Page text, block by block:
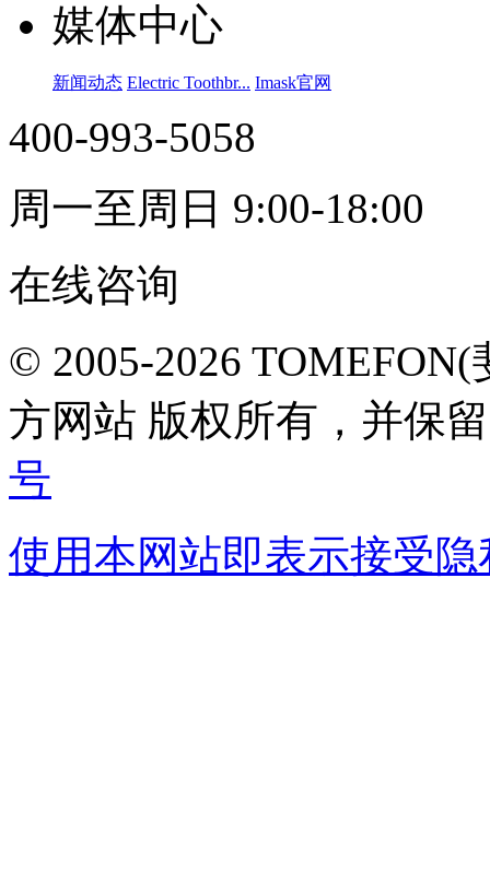
媒体中心
新闻动态 Electric Toothbr... Imask官网
400-993-5058
周一至周日 9:00-18:00
在线咨询
© 2005-2026
方网站 版权所有，并保
号
使用本网站即表示接受